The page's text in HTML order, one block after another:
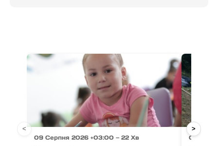
09 Серпня 2026 +03:00 — 22 Хв 09
< >